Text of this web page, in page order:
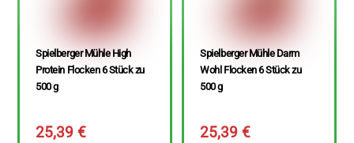
Spielberger Mühle High
Protein Flocken 6 Stück zu
500 g
25,39€
Spielberger Mühle Darm
Wohl Flocken 6 Stück zu
500 g
25,39€